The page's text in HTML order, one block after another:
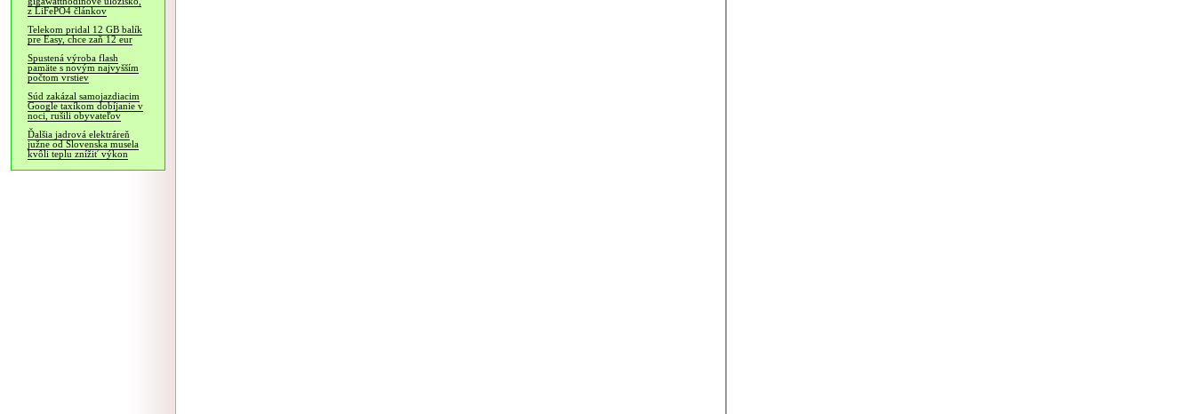
z LiFePO4 článkov
Telekom pridal 12 GB balík
pre Easy, chce zaň 12 eur
Spustená výroba flash
pamäte s novým najvyšším
počtom vrstiev
Súd zakázal samojazdiacim
Google taxíkom dobíjanie v
noci, rušili obyvateľov
Ďalšia jadrová elektráreň
južne od Slovenska musela
kvôli teplu znížiť výkon